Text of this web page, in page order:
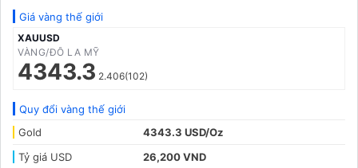
Giá vàng thế giới
XAUUSD
VÀNG/ĐÔ LA MỸ
4343.3 2.406(102)
Quy đổi vàng thế giới
Gold
4343.3 USD/Oz
Tỷ giá USD
26,200 VND